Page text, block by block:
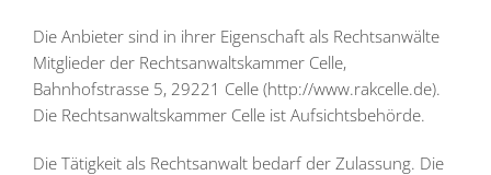
Die Anbieter sind in ihrer Eigenschaft als Rechtsanwälte
Mitglieder der Rechtsanwaltskammer Celle,
Bahnhofstrasse 5, 29221 Celle (http://www.rakcelle.de).
Die Rechtsanwaltskammer Celle ist Aufsichtsbehörde.
Die Tätigkeit als Rechtsanwalt bedarf der Zulassung. Die